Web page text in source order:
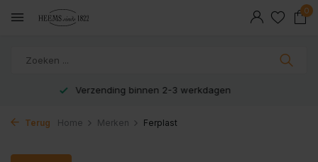
0
Veilig en snel betaald met iDeal
Terug Home Merken Ferplast